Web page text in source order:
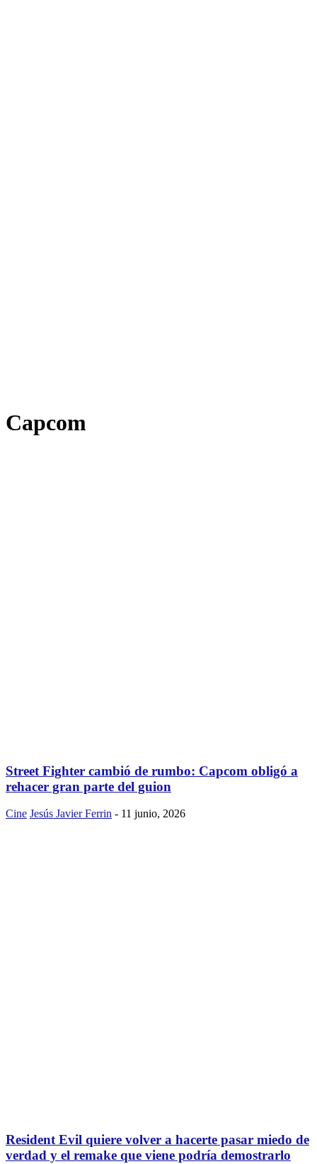
Capcom
Street Fighter cambió de rumbo: Capcom obligó a
rehacer gran parte del guion
Cine Jesús Javier Ferrin - 11 junio, 2026
Resident Evil quiere volver a hacerte pasar miedo de
verdad y el remake que viene podría demostrarlo